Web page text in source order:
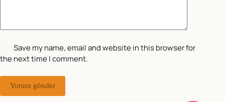
Save my name, email and website in this browser for
the next time I comment.
Yorum gönder